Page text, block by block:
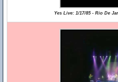
Yes Live: 1/17/85 - Rio De